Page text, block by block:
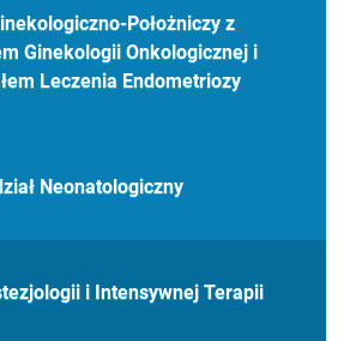
Położniczy z
Ginekologii Onkologicznej i
Leczenia Endometriozy
Neonatologiczny
i Intensywnej Terapii